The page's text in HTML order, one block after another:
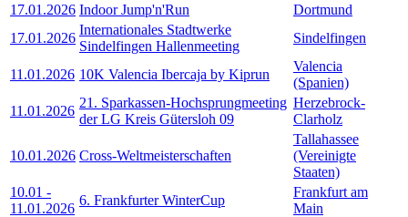
17.01.2026 Indoor Jump'n'Run
Dortmund
17.01.2026
Internationales Stadtwerke
Sindelfingen Hallenmeeting
Sindelfingen
11.01.2026 10K Valencia Ibercaja by Kiprun
Valencia
(Spanien)
11.01.2026
21. Sparkassen-Hochsprungmeeting
der LG Kreis Gütersloh 09
Herzebrock-
Clarholz
10.01.2026 Cross-Weltmeisterschaften
Tallahassee
(Vereinigte
Staaten)
10.01 -
11.01.2026
6. Frankfurter WinterCup
Frankfurt am
Main